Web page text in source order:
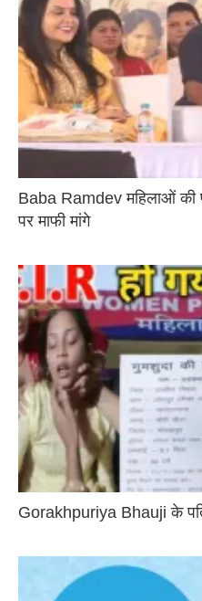
Baba Ramdev महिलाओं की
पर माफी मांगे
Gorakhpuriya Bhauji के